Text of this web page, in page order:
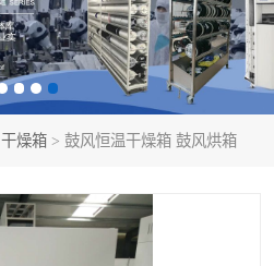
干燥箱 > 鼓风恒温干燥箱 鼓风烘箱
干燥箱